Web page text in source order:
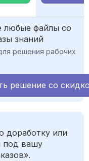
любые файлы со
знаний
решения рабочих
решение со
доработку или
под вашу